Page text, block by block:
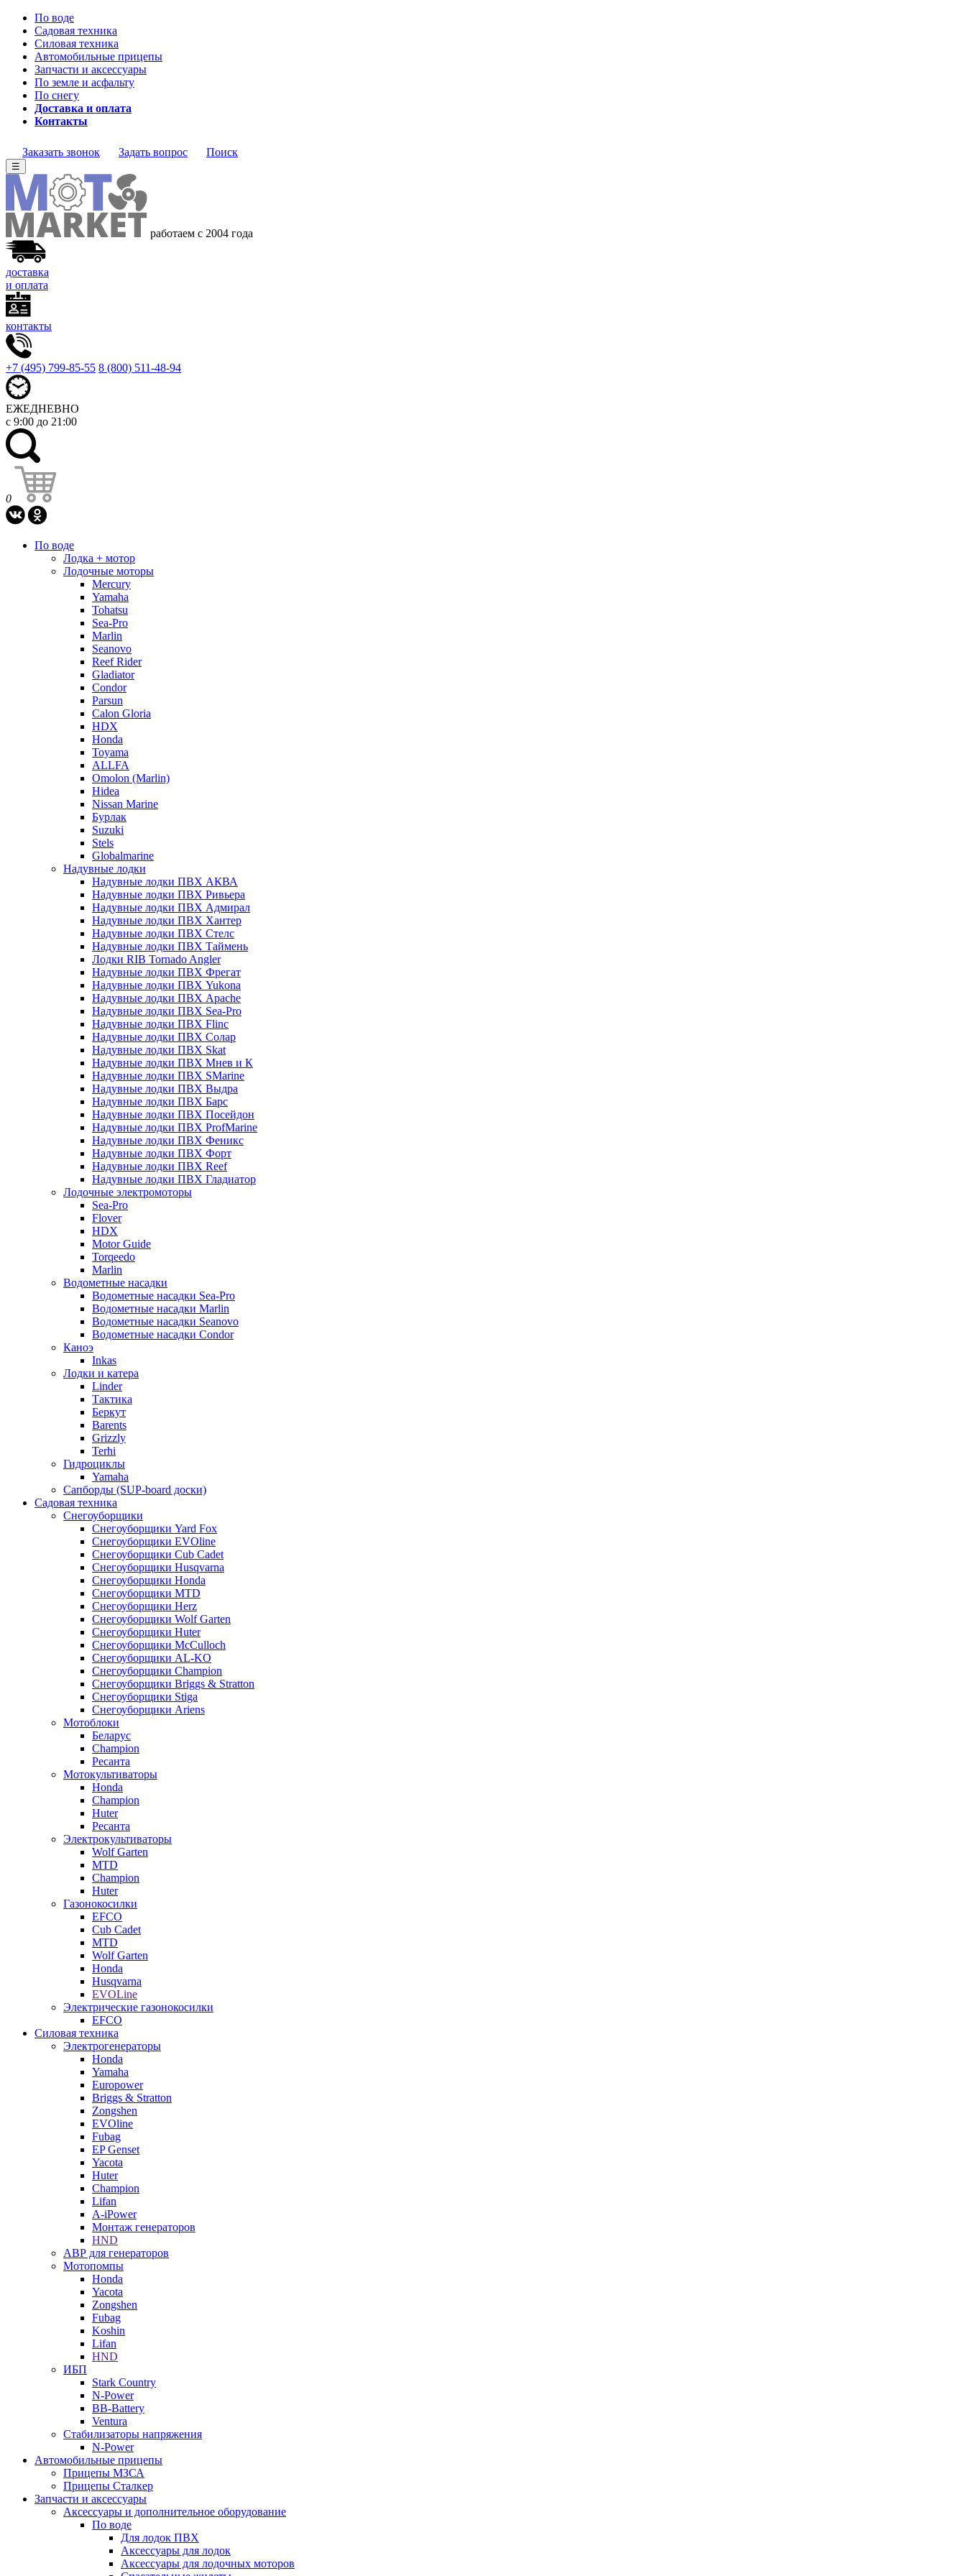
По воде
Садовая техника
Силовая техника
Автомобильные прицепы
Запчасти и аксессуары
По земле и асфальту
По снегу
Доставка и оплата
Контакты
Заказать звонок Задать вопрос Поиск
☰
работаем с 2004 года
доставка
и оплата
контакты
+7 (495) 799-85-55 8 (800) 511-48-94
ЕЖЕДНЕВНО
с 9:00 до 21:00
0
По воде
Лодка + мотор
Лодочные моторы
Mercury
Yamaha
Tohatsu
Sea-Pro
Marlin
Seanovo
Reef Rider
Gladiator
Condor
Parsun
Calon Gloria
HDX
Honda
Toyama
ALLFA
Omolon (Marlin)
Hidea
Nissan Marine
Бурлак
Suzuki
Stels
Globalmarine
Надувные лодки
Надувные лодки ПВХ АКВА
Надувные лодки ПВХ Ривьера
Надувные лодки ПВХ Адмирал
Надувные лодки ПВХ Хантер
Надувные лодки ПВХ Стелс
Надувные лодки ПВХ Таймень
Лодки RIB Tornado Angler
Надувные лодки ПВХ Фрегат
Надувные лодки ПВХ Yukona
Надувные лодки ПВХ Apache
Надувные лодки ПВХ Sea-Pro
Надувные лодки ПВХ Flinc
Надувные лодки ПВХ Солар
Надувные лодки ПВХ Skat
Надувные лодки ПВХ Мнев и К
Надувные лодки ПВХ SMarine
Надувные лодки ПВХ Выдра
Надувные лодки ПВХ Барс
Надувные лодки ПВХ Посейдон
Надувные лодки ПВХ ProfMarine
Надувные лодки ПВХ Феникс
Надувные лодки ПВХ Форт
Надувные лодки ПВХ Reef
Надувные лодки ПВХ Гладиатор
Лодочные электромоторы
Sea-Pro
Flover
HDX
Motor Guide
Torqeedo
Marlin
Водометные насадки
Водометные насадки Sea-Pro
Водометные насадки Marlin
Водометные насадки Seanovo
Водометные насадки Condor
Каноэ
Inkas
Лодки и катера
Linder
Тактика
Беркут
Barents
Grizzly
Terhi
Гидроциклы
Yamaha
Сапборды (SUP-board доски)
Садовая техника
Снегоуборщики
Снегоуборщики Yard Fox
Снегоуборщики EVOline
Снегоуборщики Cub Cadet
Снегоуборщики Husqvarna
Снегоуборщики Honda
Снегоуборщики MTD
Снегоуборщики Herz
Снегоуборщики Wolf Garten
Снегоуборщики Huter
Снегоуборщики McCulloch
Снегоуборщики AL-KO
Снегоуборщики Champion
Снегоуборщики Briggs & Stratton
Снегоуборщики Stiga
Снегоуборщики Ariens
Мотоблоки
Беларус
Champion
Ресанта
Мотокультиваторы
Honda
Champion
Huter
Ресанта
Электрокультиваторы
Wolf Garten
MTD
Champion
Huter
Газонокосилки
EFCO
Cub Cadet
MTD
Wolf Garten
Honda
Husqvarna
EVOLine
Электрические газонокосилки
EFCO
Силовая техника
Электрогенераторы
Honda
Yamaha
Europower
Briggs & Stratton
Zongshen
EVOline
Fubag
EP Genset
Yacota
Huter
Champion
Lifan
A-iPower
Монтаж генераторов
HND
АВР для генераторов
Мотопомпы
Honda
Yacota
Zongshen
Fubag
Koshin
Lifan
HND
ИБП
Stark Country
N-Power
BB-Battery
Ventura
Стабилизаторы напряжения
N-Power
Автомобильные прицепы
Прицепы МЗСА
Прицепы Сталкер
Запчасти и аксессуары
Аксессуары и дополнительное оборудование
По воде
Для лодок ПВХ
Аксессуары для лодок
Аксессуары для лодочных моторов